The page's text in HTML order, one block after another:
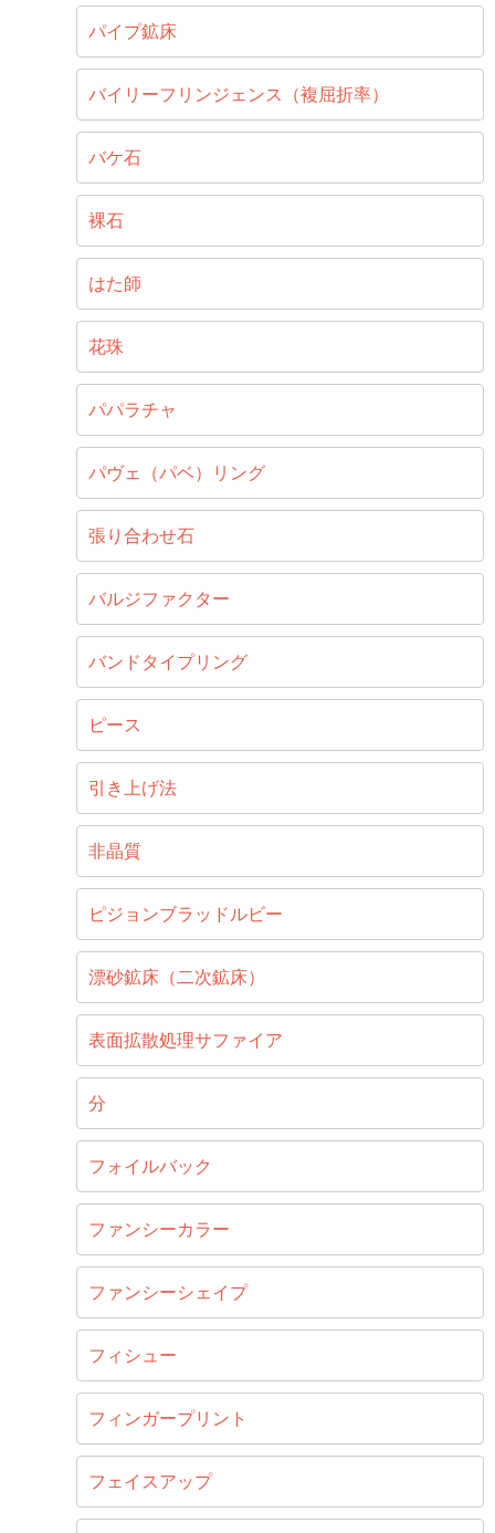
パイプ鉱床
バイリーフリンジェンス（複屈折率）
バケ石
裸石
はた師
花珠
パパラチャ
パヴェ（パベ）リング
張り合わせ石
バルジファクター
バンドタイプリング
ピース
引き上げ法
非晶質
ピジョンブラッドルビー
漂砂鉱床（二次鉱床）
表面拡散処理サファイア
分
フォイルバック
ファンシーカラー
ファンシーシェイプ
フィシュー
フィンガープリント
フェイスアップ